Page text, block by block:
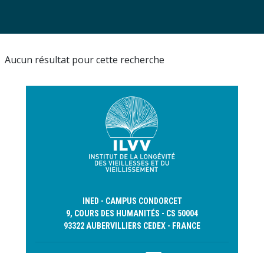
Aucun résultat pour cette recherche
INED - CAMPUS CONDORCET
9, COURS DES HUMANITÉS - CS 50004
93322 AUBERVILLIERS CEDEX - FRANCE